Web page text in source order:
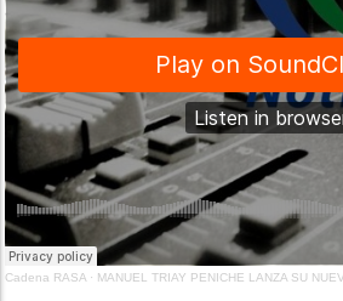
Cadena RASA · MANUEL TRIAY PENICHE LANZA SU